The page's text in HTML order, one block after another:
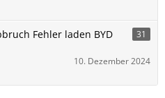
Fehler laden BYD
31
10. Dezember 2024